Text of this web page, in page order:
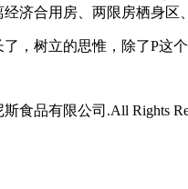
济合用房、两限房栖身
树立的思惟，除了P这个
食品有限公司.All Rights